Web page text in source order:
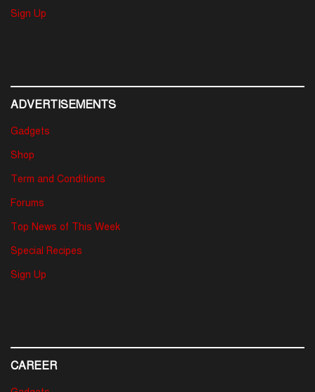
Sign Up
ADVERTISEMENTS
Gadgets
Shop
Term and Conditions
Forums
Top News of This Week
Special Recipes
Sign Up
CAREER